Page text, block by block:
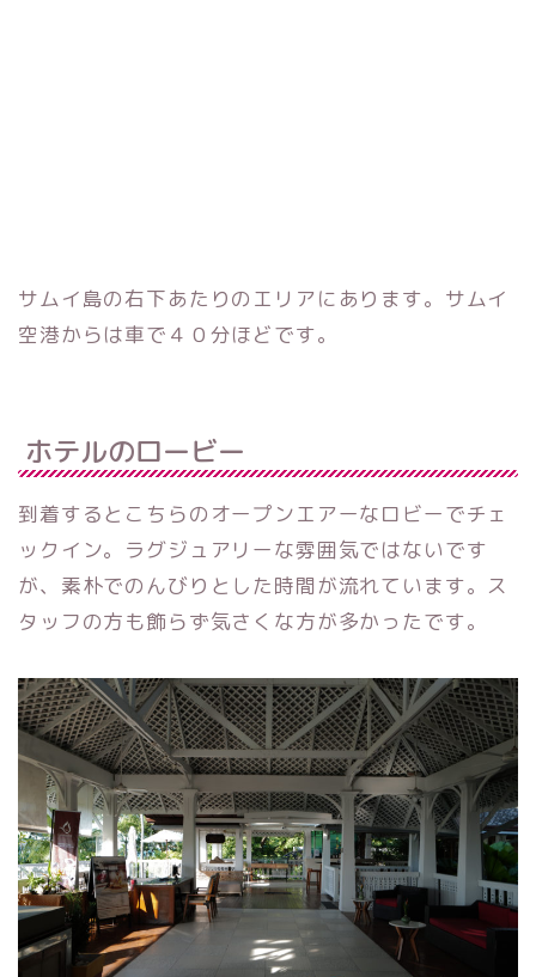
サムイ島の右下あたりのエリアにあります。サムイ
空港からは車で４０分ほどです。
ホテルのロービー
到着するとこちらのオープンエアーなロビーでチェ
ックイン。ラグジュアリーな雰囲気ではないです
が、素朴でのんびりとした時間が流れています。ス
タッフの方も飾らず気さくな方が多かったです。